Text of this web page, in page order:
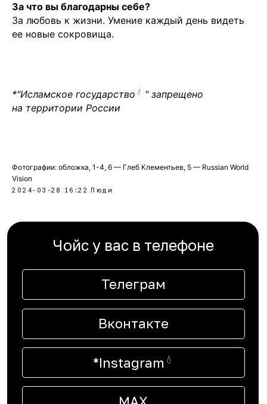
За что вы благодарны себе?
За любовь к жизни. Умение каждый день видеть
ее новые сокровища.
*"Исламское государство 💧 " запрещено
на территории России
Фотографии: обложка, 1-4, 6 — Глеб Клементьев, 5 — Russian World
Vision
2024-03-28 16:22 Люди